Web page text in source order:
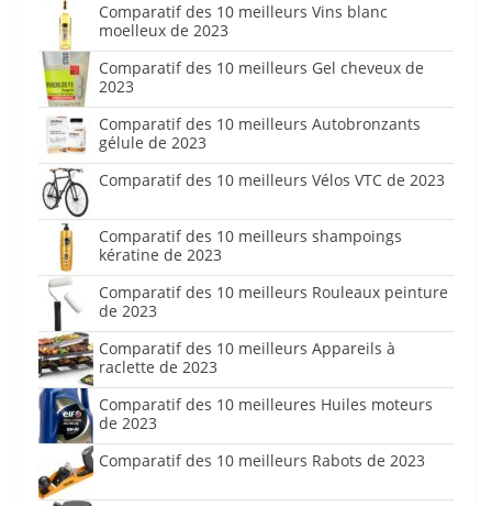
Comparatif des 10 meilleurs Vins blanc
moelleux de 2023
Comparatif des 10 meilleurs Gel cheveux de
2023
Comparatif des 10 meilleurs Autobronzants
gélule de 2023
Comparatif des 10 meilleurs Vélos VTC de 2023
Comparatif des 10 meilleurs shampoings
kératine de 2023
Comparatif des 10 meilleurs Rouleaux peinture
de 2023
Comparatif des 10 meilleurs Appareils à
raclette de 2023
Comparatif des 10 meilleures Huiles moteurs
de 2023
Comparatif des 10 meilleurs Rabots de 2023